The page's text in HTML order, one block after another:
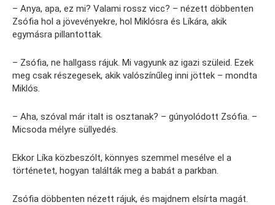
– Anya, apa, ez mi? Valami rossz vicc? – nézett döbbenten
Zsófia hol a jövevényekre, hol Miklósra és Líkára, akik
egymásra pillantottak.
– Zsófia, ne hallgass rájuk. Mi vagyunk az igazi szüleid. Ezek
meg csak részegesek, akik valószínűleg inni jöttek – mondta
Miklós.
– Aha, szóval már italt is osztanak? – gúnyolódott Zsófia. –
Micsoda mélyre süllyedés.
Ekkor Líka közbeszólt, könnyes szemmel mesélve el a
történetet, hogyan találták meg a babát a parkban.
Zsófia döbbenten nézett rájuk, és majdnem elsírta magát.